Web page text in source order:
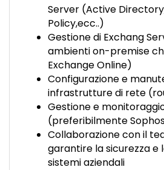
ES
PT
Server (Active
Policy,ecc..)
Gestione di Exchang
ambienti on-premise
Exchange Online)
Configurazione e
infrastrutture di rete
Gestione e
(preferibilmente
Collaborazione con il
garantire la sicurezza e
sistemi aziendali